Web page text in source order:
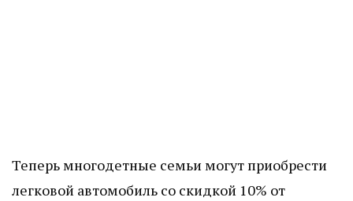
Теперь многодетные семьи могут приобрести
легковой автомобиль со скидкой 10% от